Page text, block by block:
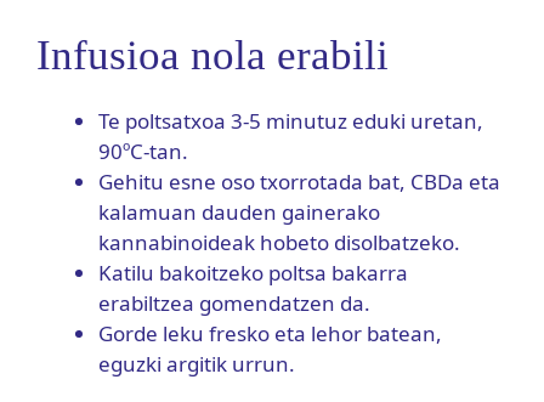
Infusioa nola erabili
Te poltsatxoa 3-5 minutuz eduki uretan,
90ºC-tan.
Gehitu esne oso txorrotada bat, CBDa eta
kalamuan dauden gainerako
kannabinoideak hobeto disolbatzeko.
Katilu bakoitzeko poltsa bakarra
erabiltzea gomendatzen da.
Gorde leku fresko eta lehor batean,
eguzki argitik urrun.